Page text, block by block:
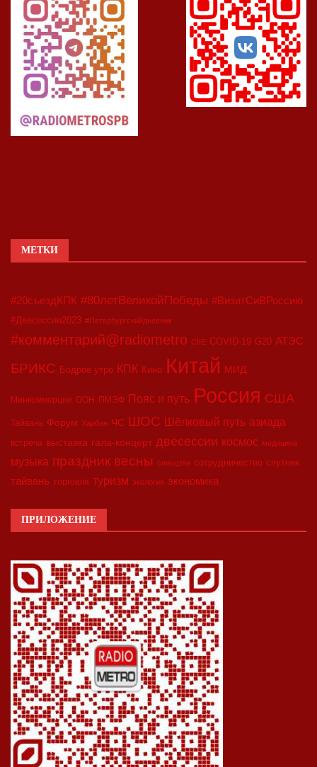
МЕТКИ
#20съездКПК #80летВеликойПобеды #ВизитСиВРоссию
#Двесессии2023 #Петербургскийдневник
#комментарий@radiometro CIIE COVID-19 G20 АТЭС
БРИКС Бодрое утро КПК Кино Китай МИД
Минкоммерции ООН ПМЭФ Пояс и путь Россия США
Тайвань Форум Харбин ЧС ШОС Шёлковый путь азиада
встреча выставка гала-концерт двесессии космос медицина
музыка праздник весны синьцзян сотрудничество спутник
тайвань торговля туризм экология экономика
ПРИЛОЖЕНИЕ